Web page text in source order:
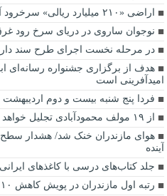
اراضی «۲۱۰ میلیارد ریالی» سرخرود آزاد شد
نوجوان ساروی در دریای سرخ رود
در مرحله نخست اجرای طرح سند دار
هدف از برگزاری جشنواره رسانه‌ای
امیدآفرینی است
فردا پنج شنبه بیست و دوم اردیبهشت ماه ۱۴۰1، محمودآباد چه
از ۱۹ مولف محمودآبادی تجلیل خواهد شد
آینده
جلد کتاب‌های درسی با کاغذ‌های ایرانی
رتبه اول مازندران در پویش کاهش ۱۰ درصدی مصرف گاز کشور